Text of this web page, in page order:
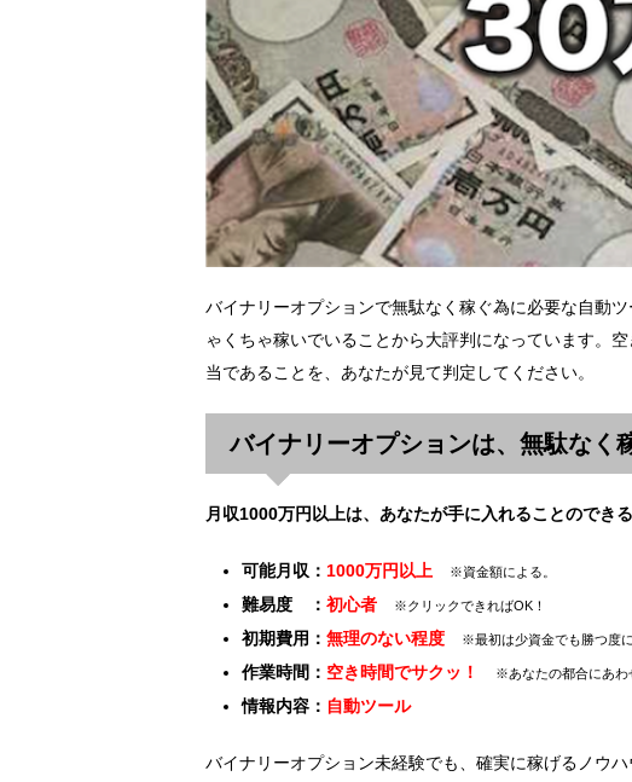
バイナリーオプションで無駄なく稼ぐ為に必要な自動
ゃくちゃ稼いでいることから大評判になっています。
当であることを、あなたが見て判定してください。
バイナリーオプションは、無駄なく
月収1000万円以上は、あなたが手に入れることのできる
可能月収： 1000万円以上 ※資金額による。
難易度 ： 初心者 ※クリックできればOK！
初期費用： 無理のない程度 ※最初は少資金でも勝つ度に
作業時間： 空き時間でサクッ！ ※あなたの都合にあわ
情報内容： 自動ツール
バイナリーオプション未経験でも、確実に稼げるノウハ